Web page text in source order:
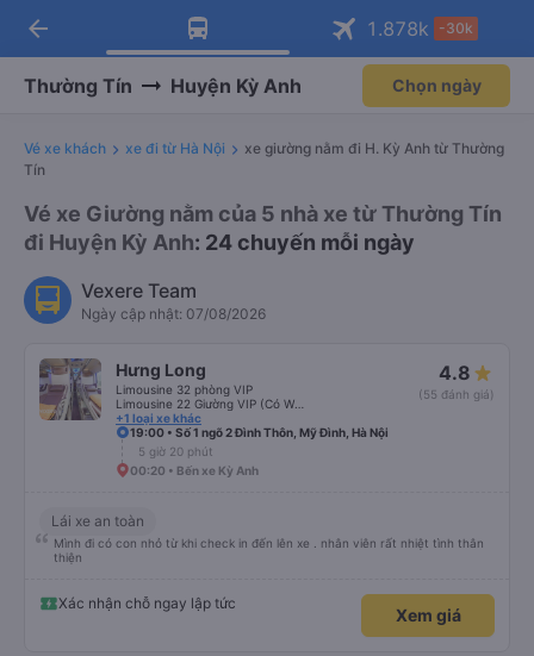
Tải app Vexere ngay!
Nhận ưu đãi thành viên độc
Mở app
Tải app Vexere
-30k/ghế khi đặt vé máy bay qua
Mở app
arrow_back 1.878k -30k
Thường Tín Huyện Kỳ Anh Chọn ngày
Vé xe khách xe đi từ Hà Nội
xe giường nằm đi H. Kỳ Anh từ Thường
Tín
Vé xe Giường nằm của 5 nhà xe từ Thường Tín
đi Huyện Kỳ Anh: 24 chuyến mỗi ngày
Vexere Team
Ngày cập nhật: 07/08/2026
Hưng Long
Limousine 32 phòng VIP
+1 loại xe khác
4.8
(55 đánh giá)
19:00 • Số 1 ngõ 2 Đình Thôn, Mỹ Đình, Hà Nội
5 giờ 20 phút
00:20 • Bến xe Kỳ Anh
Lái xe an toàn
Mình đi có con nhỏ từ khi check in đến lên xe . nhân viên rất nhiệt tình thân
thiện
Xác nhận chỗ ngay lập tức
Xem giá